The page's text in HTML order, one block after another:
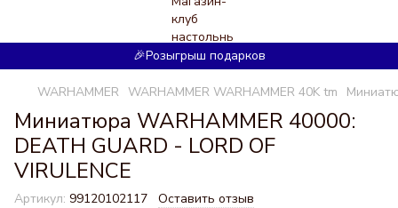
🎉Розыгрыш подарков
WARHAMMER WARHAMMER WARHAMMER 40K tm
Миниатюра WARHAMMER 40000:
DEATH GUARD - LORD OF
VIRULENCE
Артикул: 99120102117 Оставить отзыв